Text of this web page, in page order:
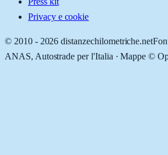
Privacy e cookie
© 2010 - 2026 distanzechilometriche.net
ANAS, Autostrade per l'Italia · Mappe ©